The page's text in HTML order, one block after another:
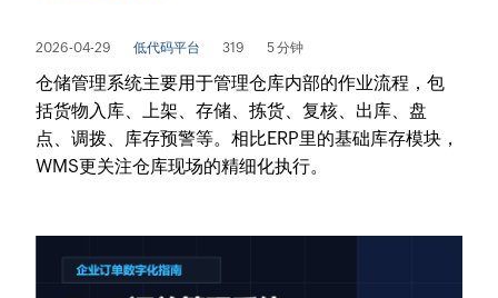
2026-04-29 低代码平台 319 5 分钟
仓储管理系统主要用于管理仓库内部的作业流程，包
括货物入库、上架、存储、拣货、复核、出库、盘
点、调拨、库存预警等。相比ERP里的基础库存模块，
WMS更关注仓库现场的精细化执行。